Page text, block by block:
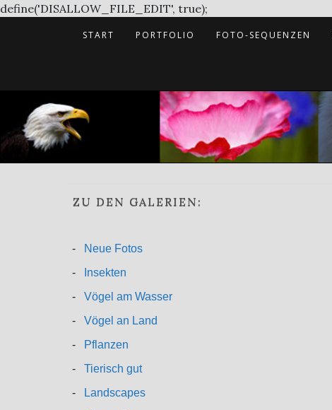
define('DISALLOW_FILE_EDIT', true);
content
START PORTFOLIO FOTO-SEQUENZEN
ZU DEN GALERIEN:
-
Neue Fotos
-
Insekten
-
Vögel am Wasser
-
Vögel an Land
-
Pflanzen
-
Tierisch gut
-
Landscapes